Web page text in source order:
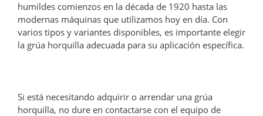
humildes comienzos en la década de 1920 hasta las
modernas máquinas que utilizamos hoy en día. Con
varios tipos y variantes disponibles, es importante elegir
la grúa horquilla adecuada para su aplicación específica.
Si está necesitando adquirir o arrendar una grúa
horquilla, no dure en contactarse con el equipo de